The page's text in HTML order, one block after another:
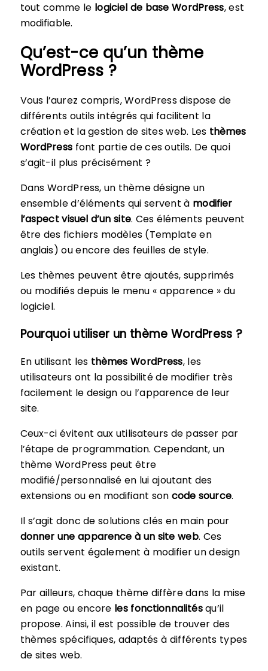
tout comme le logiciel de base WordPress, est
modifiable.
Qu’est-ce qu’un thème
WordPress ?
Vous l’aurez compris, WordPress dispose de
différents outils intégrés qui facilitent la
création et la gestion de sites web. Les thèmes
WordPressfont partie de ces outils. De quoi
s’agit-il plus précisément ?
Dans WordPress, un thème désigne un
ensemble d’éléments qui servent à modifier
l’aspect visuel d’un site. Ces éléments peuvent
être des fichiers modèles (Template en
anglais) ou encore des feuilles de style.
Les thèmes peuvent être ajoutés, supprimés
ou modifiés depuis le menu « apparence » du
logiciel.
Pourquoi utiliser un thème WordPress ?
En utilisant les thèmes WordPress, les
utilisateurs ont la possibilité de modifier très
facilement le design ou l’apparence de leur
site.
Ceux-ci évitent aux utilisateurs de passer par
l’étape de programmation. Cependant, un
thème WordPress peut être
modifié/personnalisé en lui ajoutant des
extensions ou en modifiant son code source.
Il s’agit donc de solutions clés en main pour
donner une apparence à un site web. Ces
outils servent également à modifier un design
existant.
Par ailleurs, chaque thème diffère dans la mise
en page ou encore les fonctionnalitésqu’il
propose. Ainsi, il est possible de trouver des
thèmes spécifiques, adaptés à différents types
de sites web.